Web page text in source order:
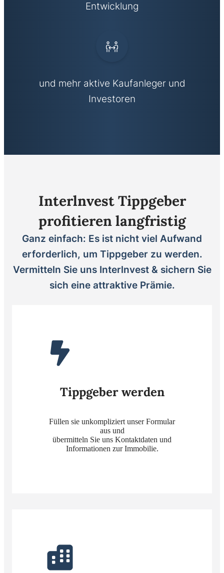
Entwicklung
und mehr aktive Kaufanleger und
Investoren
Interlnvest Tippgeber
profitieren langfristig
Ganz einfach: Es ist nicht viel Aufwand
erforderlich, um Tippgeber zu werden.
Vermitteln Sie uns Interlnvest & sichern Sie
sich eine attraktive Prämie.
Tippgeber werden
Füllen sie unkompliziert unser Formular
aus und
übermitteln Sie uns Kontaktdaten und
Informationen zur Immobilie.